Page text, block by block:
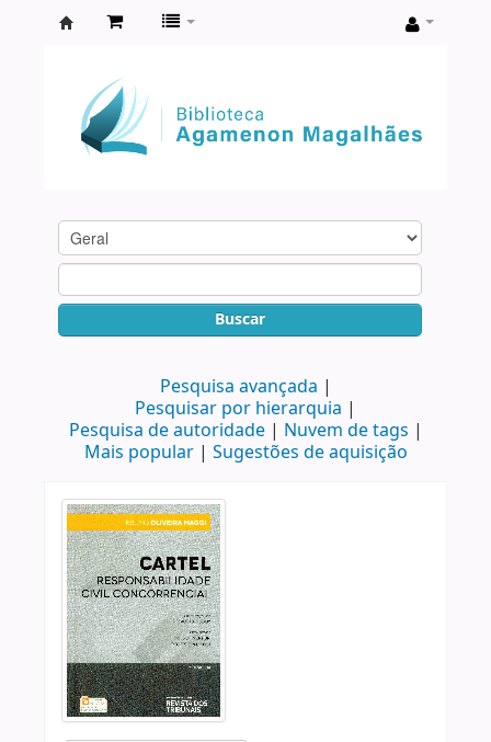
Agamenon
Magalhães
Buscar
Pesquisa avançada
Pesquisar por hierarquia
Pesquisa de autoridade
Nuvem de tags
Mais popular
Sugestões de aquisição